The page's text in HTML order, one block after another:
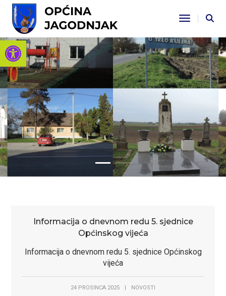
Open toolbar
Toggle
Informacija o dnevnom redu 5. sjednice
Općinskog vijeća
Informacija o dnevnom redu 5. sjednice Općinskog
vijeća
24 PROSINCA 2025 NOVOSTI